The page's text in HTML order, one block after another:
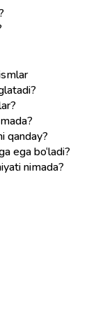
qanday?
ega bo‘ladi?
nimada?